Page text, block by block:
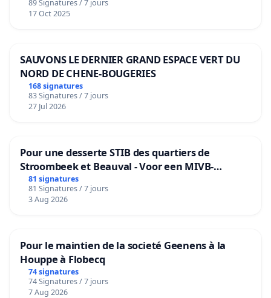
89 Signatures / 7 jours
17 Oct 2025
SAUVONS LE DERNIER GRAND ESPACE VERT DU
NORD DE CHENE-BOUGERIES
168 signatures
83 Signatures / 7 jours
27 Jul 2026
Pour une desserte STIB des quartiers de
Stroombeek et Beauval - Voor een MIVB-
bediening van de wijken Strombeek en Het
Voor
81 signatures
81 Signatures / 7 jours
3 Aug 2026
Pour le maintien de la societé Geenens à la
Houppe à Flobecq
74 signatures
74 Signatures / 7 jours
7 Aug 2026